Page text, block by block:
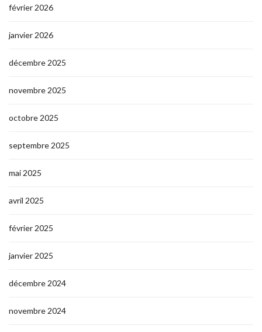
février 2026
janvier 2026
décembre 2025
novembre 2025
octobre 2025
septembre 2025
mai 2025
avril 2025
février 2025
janvier 2025
décembre 2024
novembre 2024